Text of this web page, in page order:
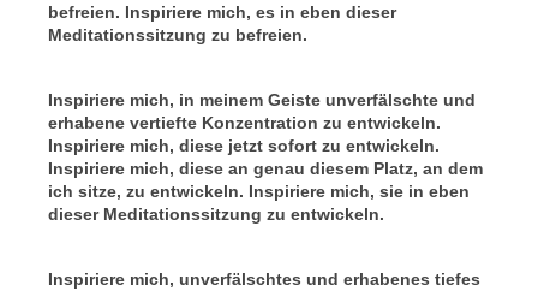
befreien. Inspiriere mich, es in eben dieser
Meditationssitzung zu befreien.
Inspiriere mich, in meinem Geiste unverfälschte und
erhabene vertiefte Konzentration zu entwickeln.
Inspiriere mich, diese jetzt sofort zu entwickeln.
Inspiriere mich, diese an genau diesem Platz, an dem
ich sitze, zu entwickeln. Inspiriere mich, sie in eben
dieser Meditationssitzung zu entwickeln.
Inspiriere mich, unverfälschtes und erhabenes tiefes